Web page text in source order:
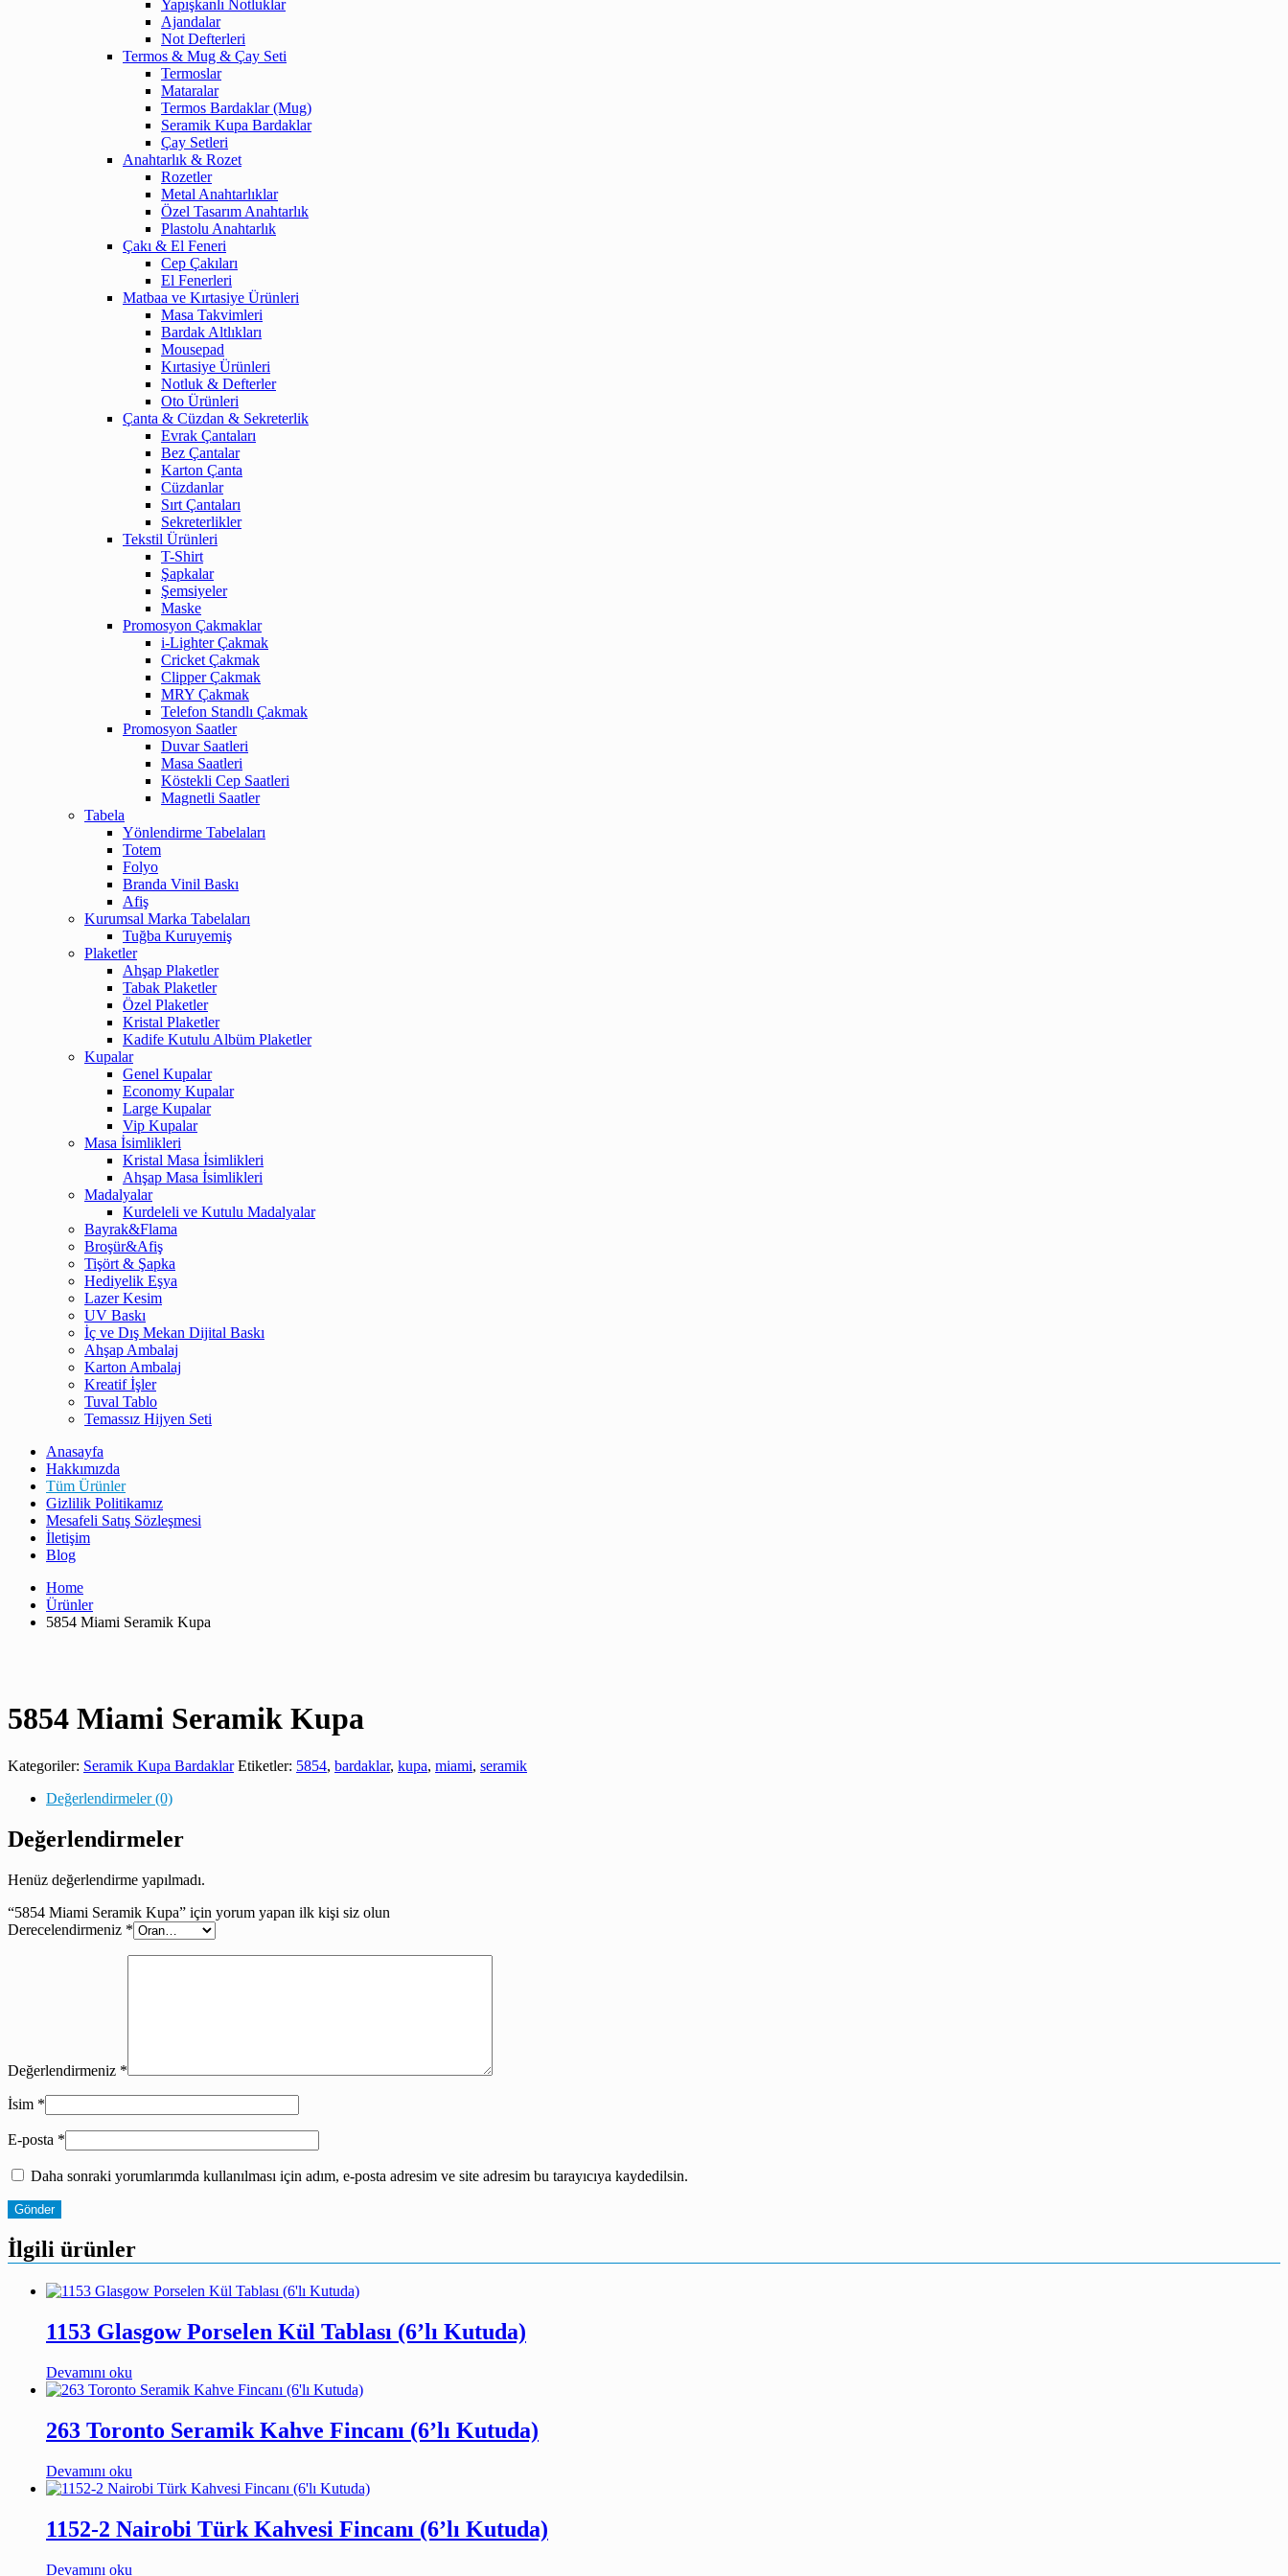
Yapışkanlı Notluklar
Ajandalar
Not Defterleri
Termos & Mug & Çay Seti
Termoslar
Mataralar
Termos Bardaklar (Mug)
Seramik Kupa Bardaklar
Çay Setleri
Anahtarlık & Rozet
Rozetler
Metal Anahtarlıklar
Özel Tasarım Anahtarlık
Plastolu Anahtarlık
Çakı & El Feneri
Cep Çakıları
El Fenerleri
Matbaa ve Kırtasiye Ürünleri
Masa Takvimleri
Bardak Altlıkları
Mousepad
Kırtasiye Ürünleri
Notluk & Defterler
Oto Ürünleri
Çanta & Cüzdan & Sekreterlik
Evrak Çantaları
Bez Çantalar
Karton Çanta
Cüzdanlar
Sırt Çantaları
Sekreterlikler
Tekstil Ürünleri
T-Shirt
Şapkalar
Şemsiyeler
Maske
Promosyon Çakmaklar
i-Lighter Çakmak
Cricket Çakmak
Clipper Çakmak
MRY Çakmak
Telefon Standlı Çakmak
Promosyon Saatler
Duvar Saatleri
Masa Saatleri
Köstekli Cep Saatleri
Magnetli Saatler
Tabela
Yönlendirme Tabelaları
Totem
Folyo
Branda Vinil Baskı
Afiş
Kurumsal Marka Tabelaları
Tuğba Kuruyemiş
Plaketler
Ahşap Plaketler
Tabak Plaketler
Özel Plaketler
Kristal Plaketler
Kadife Kutulu Albüm Plaketler
Kupalar
Genel Kupalar
Economy Kupalar
Large Kupalar
Vip Kupalar
Masa İsimlikleri
Kristal Masa İsimlikleri
Ahşap Masa İsimlikleri
Madalyalar
Kurdeleli ve Kutulu Madalyalar
Bayrak&Flama
Broşür&Afiş
Tişört & Şapka
Hediyelik Eşya
Lazer Kesim
UV Baskı
İç ve Dış Mekan Dijital Baskı
Ahşap Ambalaj
Karton Ambalaj
Kreatif İşler
Tuval Tablo
Temassız Hijyen Seti
Anasayfa
Hakkımızda
Tüm Ürünler
Gizlilik Politikamız
Mesafeli Satış Sözleşmesi
İletişim
Blog
Home
Ürünler
5854 Miami Seramik Kupa
5854 Miami Seramik Kupa
Kategoriler: Seramik Kupa Bardaklar Etiketler: 5854, bardaklar, kupa, miami, seramik
Değerlendirmeler (0)
Değerlendirmeler
Henüz değerlendirme yapılmadı.
“5854 Miami Seramik Kupa” için yorum yapan ilk kişi siz olun
Derecelendirmeniz *
Değerlendirmeniz *
İsim *
E-posta *
Daha sonraki yorumlarımda kullanılması için adım, e-posta adresim ve site adresim bu tarayıcıya kaydedilsin.
İlgili ürünler
1153 Glasgow Porselen Kül Tablası (6’lı Kutuda)
Devamını oku
263 Toronto Seramik Kahve Fincanı (6’lı Kutuda)
Devamını oku
1152-2 Nairobi Türk Kahvesi Fincanı (6’lı Kutuda)
Devamını oku